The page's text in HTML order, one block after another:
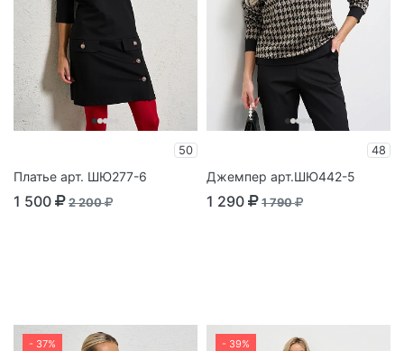
50
Платье арт. ШЮ277-6
1 500 2 200
48
Джемпер арт.ШЮ442-5
1 290 1 790
- 37% - 39%